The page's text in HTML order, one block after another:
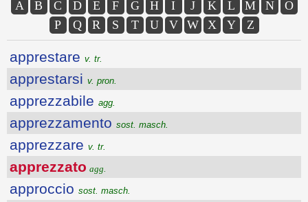
A B C D E F G H I J K L M N
O
P
Q R S T U V W X Y Z
apprestare v. tr.
apprestarsi v. pron.
apprezzabile agg.
apprezzamento sost. masch.
apprezzare v. tr.
apprezzato agg.
approccio sost. masch.